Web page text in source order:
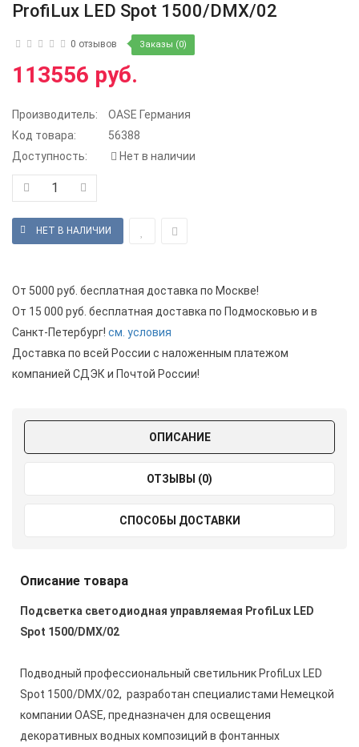
ProfiLux LED Spot 1500/DMX/02
0 отзывов Заказы (0)
113556 руб.
Производитель:
OASE Германия
Код товара:
56388
Доступность:
Нет в наличии
От 5000 руб. бесплатная доставка по Москве!
От 15 000 руб. бесплатная доставка по Подмосковью и в
Санкт-Петербург! см. условия
Доставка по всей России с наложенным платежом
компанией СДЭК и Почтой России!
ОПИСАНИЕ
ОТЗЫВЫ (0)
СПОСОБЫ ДОСТАВКИ
Описание товара
Подсветка светодиодная управляемая ProfiLux LED
Spot 1500/DMX/02
Подводный профессиональный светильник ProfiLux LED
Spot 1500/DMX/02, разработан специалистами Немецкой
компании OASE, предназначен для освещения
декоративных водных композиций в фонтанных